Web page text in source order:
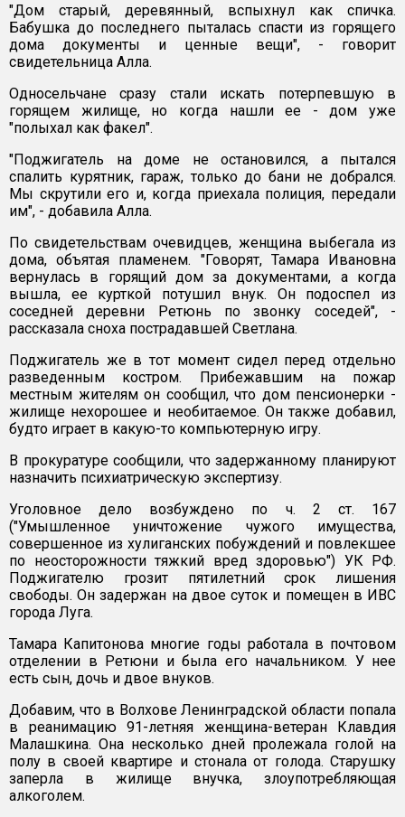
"Дом старый, деревянный, вспыхнул как спичка.
Бабушка до последнего пыталась спасти из горящего
дома документы и ценные вещи", - говорит
свидетельница Алла.
Односельчане сразу стали искать потерпевшую в
горящем жилище, но когда нашли ее - дом уже
"полыхал как факел".
"Поджигатель на доме не остановился, а пытался
спалить курятник, гараж, только до бани не добрался.
Мы скрутили его и, когда приехала полиция, передали
им", - добавила Алла.
По свидетельствам очевидцев, женщина выбегала из
дома, объятая пламенем. "Говорят, Тамара Ивановна
вернулась в горящий дом за документами, а когда
вышла, ее курткой потушил внук. Он подоспел из
соседней деревни Ретюнь по звонку соседей", -
рассказала сноха пострадавшей Светлана.
Поджигатель же в тот момент сидел перед отдельно
разведенным костром. Прибежавшим на пожар
местным жителям он сообщил, что дом пенсионерки -
жилище нехорошее и необитаемое. Он также добавил,
будто играет в какую-то компьютерную игру.
В прокуратуре сообщили, что задержанному планируют
назначить психиатрическую экспертизу.
Уголовное дело возбуждено по ч. 2 ст. 167
("Умышленное уничтожение чужого имущества,
совершенное из хулиганских побуждений и повлекшее
по неосторожности тяжкий вред здоровью") УК РФ.
Поджигателю грозит пятилетний срок лишения
свободы. Он задержан на двое суток и помещен в ИВС
города Луга.
Тамара Капитонова многие годы работала в почтовом
отделении в Ретюни и была его начальником. У нее
есть сын, дочь и двое внуков.
Добавим, что в Волхове Ленинградской области попала
в реанимацию 91-летняя женщина-ветеран Клавдия
Малашкина. Она несколько дней пролежала голой на
полу в своей квартире и стонала от голода. Старушку
заперла в жилище внучка, злоупотребляющая
алкоголем.